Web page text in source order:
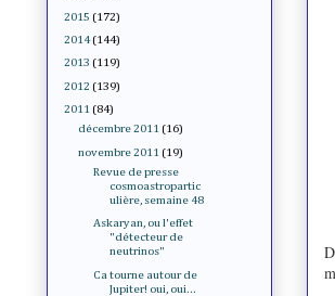
2015 (172)
2014 (144)
2013 (119)
2012 (139)
2011 (84)
décembre 2011 (16)
novembre 2011 (19)
Revue de presse
cosmoastropartic
ulière, semaine 48
Askaryan, ou l'effet
"détecteur de
neutrinos"
Ca tourne autour de
Jupiter! oui, oui...